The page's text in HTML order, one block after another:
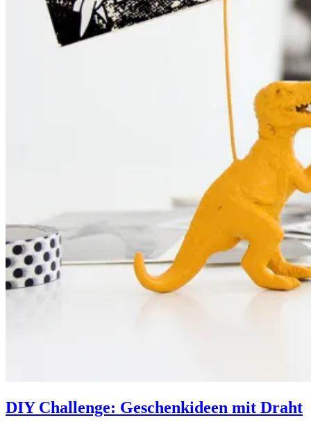
DIY Challenge: Geschenkideen mit Draht